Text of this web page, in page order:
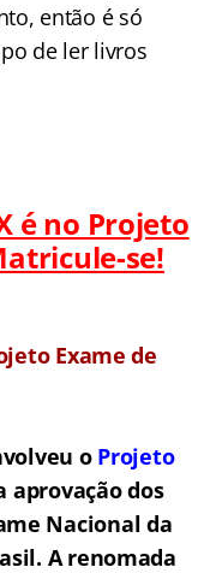
então é só
de ler livros
é no Projeto
se!
Exame de
o Projeto
aprovação dos
Nacional da
A renomada